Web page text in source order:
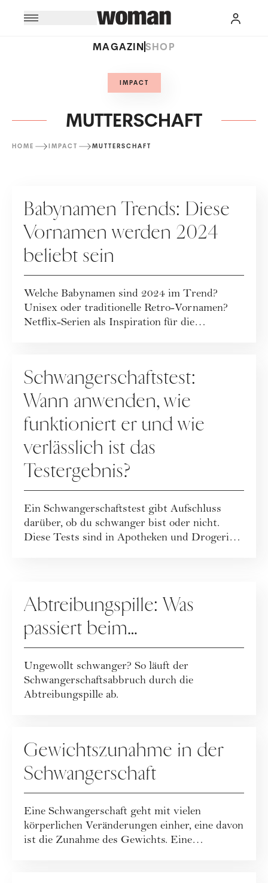
MAGAZINSHOP
IMPACT
MUTTERSCHAFT
HOME IMPACT MUTTERSCHAFT
Babynamen Trends: Diese
Vornamen werden 2024
beliebt sein
Welche Babynamen sind 2024 im Trend?
Unisex oder traditionelle Retro-Vornamen?
Netflix-Serien als Inspiration für die
Schwangerschaftstest:
Wann anwenden, wie
funktioniert er und wie
verlässlich ist das
Testergebnis?
Ein Schwangerschaftstest gibt Aufschluss
darüber, ob du schwanger bist oder nicht.
Diese Tests sind in Apotheken und Drogerien
Abtreibungspille: Was
passiert beim
medikamentösen
Schwangerschaftsabbruch?
Ungewollt schwanger? So läuft der
Schwangerschaftsabbruch durch die
Abtreibungspille ab.
Gewichtszunahme in der
Schwangerschaft
Eine Schwangerschaft geht mit vielen
körperlichen Veränderungen einher, eine davon
ist die Zunahme des Gewichts. Eine